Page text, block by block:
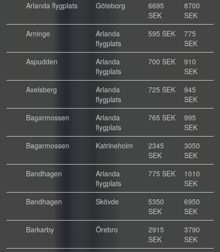
Arlanda flygplats
Göteborg
6695
SEK
8700
SEK
Arninge
Arlanda
flygplats
595 SEK
775
SEK
Aspudden
Arlanda
flygplats
700 SEK
910
SEK
Axelsberg
Arlanda
flygplats
725 SEK
945
SEK
Bagarmossen
Arlanda
flygplats
765 SEK
995
SEK
Bagarmossen
Katrineholm
2345
SEK
3050
SEK
Bandhagen
Arlanda
flygplats
775 SEK
1010
SEK
Bandhagen
Skövde
5350
SEK
6950
SEK
Barkarby
Örebro
2915
SEK
3790
SEK